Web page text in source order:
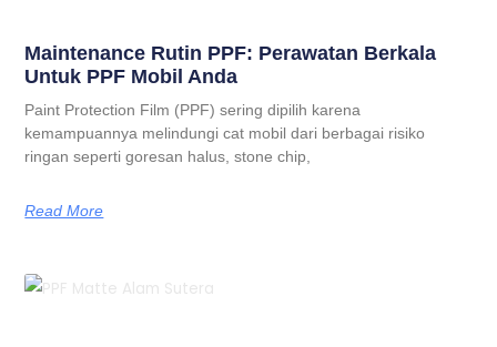
Maintenance Rutin PPF: Perawatan Berkala
Untuk PPF Mobil Anda
Paint Protection Film (PPF) sering dipilih karena
kemampuannya melindungi cat mobil dari berbagai risiko
ringan seperti goresan halus, stone chip,
Read More